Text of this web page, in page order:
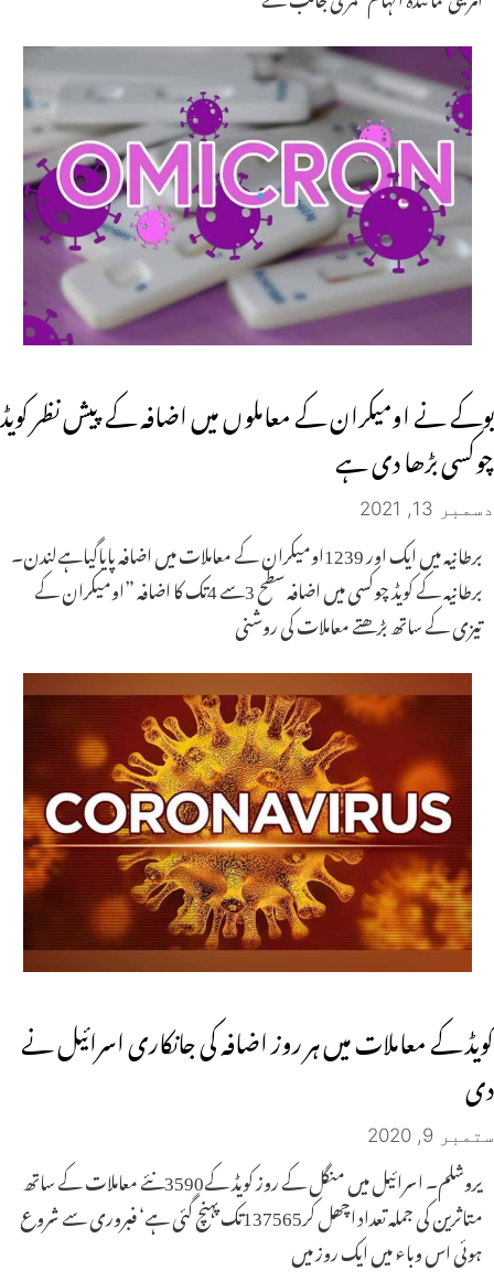
یوکے نے اومیکران کے معاملوں میں اضافہ کے پیش نظر کویڈ
چوکسی بڑھا دی ہے
دسمبر 13, 2021
برطانیہ میں ایک اور 1239اومیکران کے معاملات میں اضافہ پایاگیاہےلندن۔
برطانیہ کے کویڈ چوکسی میں اضافہ سطح 3سے 4تک کا اضافہ ”اومیکران کے
تیزی کے ساتھ بڑھتے معاملات کی روشنی
کویڈ کے معاملات میں ہر روز اضافہ کی جانکاری اسرائیل نے
دی
ستمبر 9, 2020
یروشلم۔ اسرائیل میں منگل کے روز کویڈ کے3590نئے معاملات کے ساتھ
متاثرین کی جملہ تعداد اچھل کر137565تک پہنچ گئی ہے‘ فبروری سے شروع
ہوئی اس وباء میں ایک روز میں